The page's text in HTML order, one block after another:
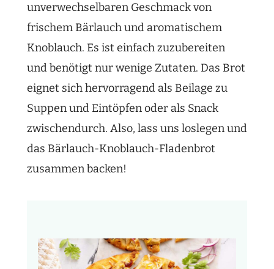
unverwechselbaren Geschmack von
frischem Bärlauch und aromatischem
Knoblauch. Es ist einfach zuzubereiten
und benötigt nur wenige Zutaten. Das Brot
eignet sich hervorragend als Beilage zu
Suppen und Eintöpfen oder als Snack
zwischendurch. Also, lass uns loslegen und
das Bärlauch-Knoblauch-Fladenbrot
zusammen backen!